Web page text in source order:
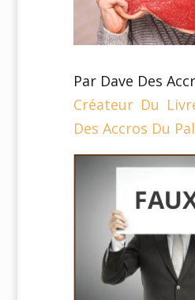
Par Dave Des
Créateur Du
Des Accros Du